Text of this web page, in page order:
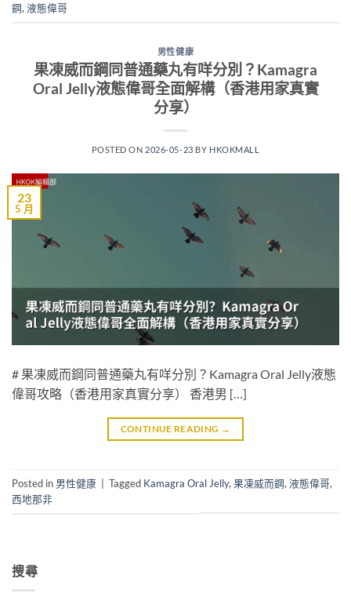
鋼,液態偉哥
男性健康
果凍威而鋼同普通藥丸有咩分別？Kamagra
Oral Jelly液態偉哥全面解構（香港用家真實
分享）
POSTED ON 2026-05-23 BY HKOKMALL
23
5 月
# 果凍威而鋼同普通藥丸有咩分別？Kamagra Oral Jelly液態
偉哥攻略（香港用家真實分享） 香港男 […]
CONTINUE READING →
Posted in 男性健康 Tagged Kamagra Oral Jelly, 果凍威而鋼, 液態偉哥,
西地那非
搜尋